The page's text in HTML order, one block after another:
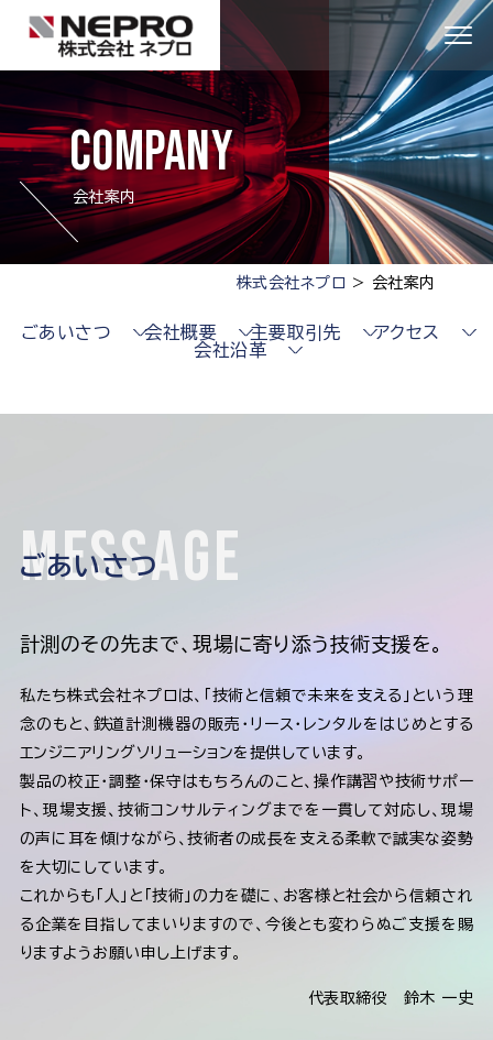
company
会社案内
株式会社ネプロ > 会社案内
ごあいさつ 会社概要 主要取引先
アクセス
会社沿革
ごあいさつ
Message
計測のその先まで、現場に寄り添う技術支援を。
私たち株式会社ネプロは、「技術と信頼で未来を支える」という理
念のもと、鉄道計測機器の販売・リース・レンタルをはじめとする
エンジニアリングソリューションを提供しています。
製品の校正・調整・保守はもちろんのこと、操作講習や技術サポー
ト、現場支援、技術コンサルティングまでを一貫して対応し、現場
の声に耳を傾けながら、技術者の成長を支える柔軟で誠実な姿勢
を大切にしています。
これからも「人」と「技術」の力を礎に、お客様と社会から信頼され
る企業を目指してまいりますので、今後とも変わらぬご支援を賜
りますようお願い申し上げます。
代表取締役 鈴木 一史